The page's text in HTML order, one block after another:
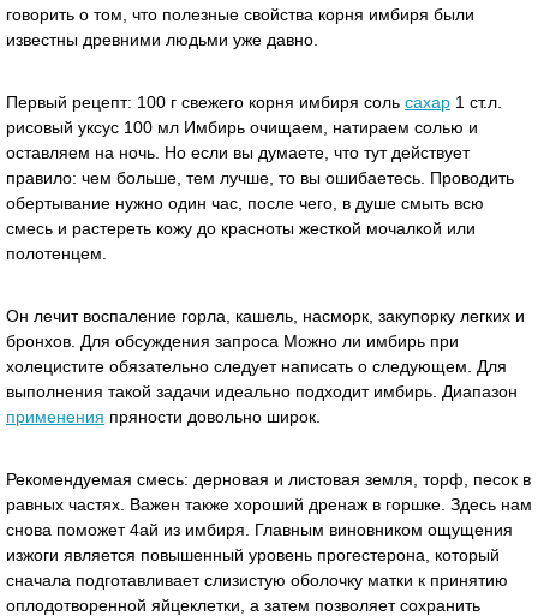
говорить о том, что полезные свойства корня имбиря были
известны древними людьми уже давно.
Первый рецепт: 100 г свежего корня имбиря соль сахар 1 ст.л.
рисовый уксус 100 мл Имбирь очищаем, натираем солью и
оставляем на ночь. Но если вы думаете, что тут действует
правило: чем больше, тем лучше, то вы ошибаетесь. Проводить
обертывание нужно один час, после чего, в душе смыть всю
смесь и растереть кожу до красноты жесткой мочалкой или
полотенцем.
Он лечит воспаление горла, кашель, насморк, закупорку легких и
бронхов. Для обсуждения запроса Можно ли имбирь при
холецистите обязательно следует написать о следующем. Для
выполнения такой задачи идеально подходит имбирь. Диапазон
применения пряности довольно широк.
Рекомендуемая смесь: дерновая и листовая земля, торф, песок в
равных частях. Важен также хороший дренаж в горшке. Здесь нам
снова поможет 4ай из имбиря. Главным виновником ощущения
изжоги является повышенный уровень прогестерона, который
сначала подготавливает слизистую оболочку матки к принятию
оплодотворенной яйцеклетки, а затем позволяет сохранить